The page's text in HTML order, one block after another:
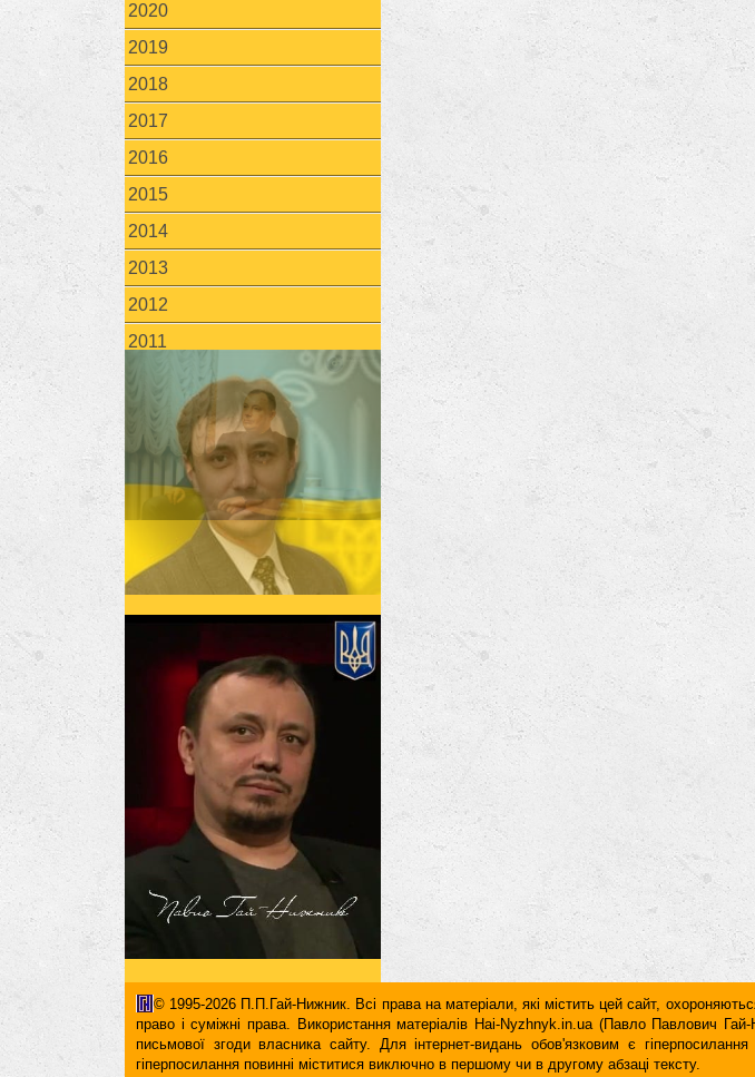
2020
2019
2018
2017
2016
2015
2014
2013
2012
2011
© 1995-2026 П.П.Гай-Нижник. Всі права на матеріали, які містить цей сайт,
право і суміжні права. Використання матерiалiв Hai-Nyzhnyk.in.ua (Павло Павлович
письмової згоди власника сайту. Для iнтернет-видань обов'язковим є
гіперпосилання повинні міститися виключно в першому чи в другому абзаці тексту.